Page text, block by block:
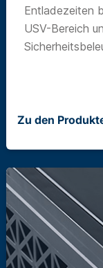
Entladezeiten
USV-Bereich
Zu den